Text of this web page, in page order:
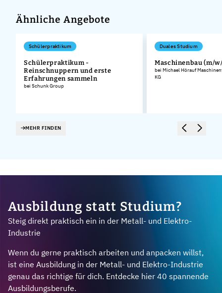
Ähnliche Angebote
Schülerpraktikum
Schülerpraktikum -
Reinschnuppern und erste
Erfahrungen sammeln
bei Schunk Group
Duales Studium
Maschinenbau (m/
bei Michael Hörauf
KG
MEHR FINDEN
Ausbildung statt Studium?
Steig direkt praktisch ein in der Metall- und Elektro-
Industrie
Wenn du gerne praktisch arbeiten und anpacken willst,
ist eine Ausbildung in der Metall- und Elektro-Industrie
genau das richtige für dich. Entdecke hier 40 spannende
Ausbildungsberufe.